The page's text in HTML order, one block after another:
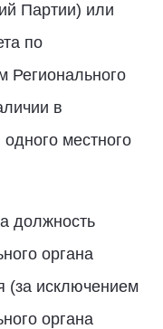
Партии) или
по
Регионального
в
местного
должность
органа
(за исключением
органа